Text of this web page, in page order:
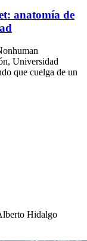
anatomía de
Universidad
que cuelga de un
Hidalgo